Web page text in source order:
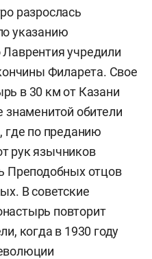
разрослась
указанию
учредили
Филарета. Свое
в 30 км от Казани
знаменитой обители
где по преданию
рук язычников
Преподобных отцов
В советские
повторит
когда в 1930 году